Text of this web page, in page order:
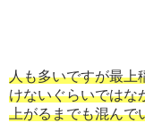
人も多いですが最上
けないぐらいではな
上がるまでも混んで